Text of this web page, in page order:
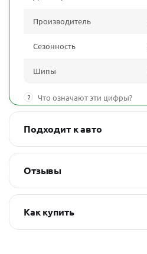
Производитель
Сезонность
Шипы
? Что означают эти цифры?
Подходит к авто
Отзывы
Как купить